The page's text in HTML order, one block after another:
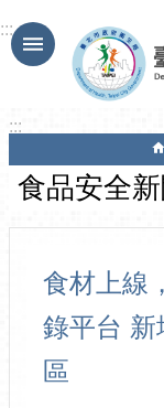
跳到主要內容區塊
:::
:::
食品安全
食材上線
錄平台 新
區